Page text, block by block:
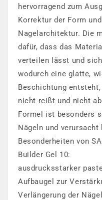
hervorragend zum
Korrektur der Form
Nagelarchitektur. Die
dafür, dass das
verteilen lässt und
wodurch eine glatte,
Beschichtung
nicht reißt und nicht
Formel ist besonders
Nägeln und verursacht
Besonderheiten von
Builder Gel 10:
ausdrucksstarker
Aufbaugel zur
Verlängerung der